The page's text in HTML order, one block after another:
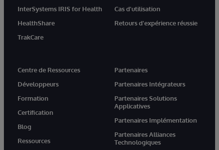
InterSystems IRIS for Health
HealthShare
TrakCare
Cas d'utilisation
Retours d'expérience réussie
Centre de Ressources
Développeurs
Formation
Certification
Blog
Ressources
Partenaires
Partenaires Intégrateurs
Partenaires Solutions
Applicatives
Partenaires Implémentation
Partenaires Alliances
Technologiques